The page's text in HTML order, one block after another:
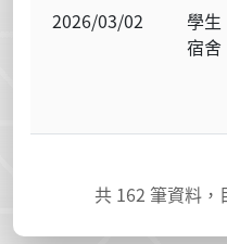
2026/03/02
學生
宿舍
共 162 筆資料，